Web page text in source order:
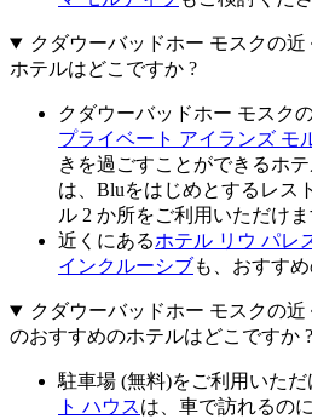
クダウーバッドホー モスクの
ホテルはどこですか ?
クダウーバッドホー モスク
プライベート アイランズ モ
きを過ごすことができるホ
は、Bluをはじめとするレス
ル 2 か所をご利用いただけま
近くにあるホテル リウ パレ
インクルーシブも、おすす
クダウーバッドホー モスクの
のおすすめのホテルはどこですか ?
駐車場 (無料)をご利用いただ
ト ハウスは、車で訪れるの